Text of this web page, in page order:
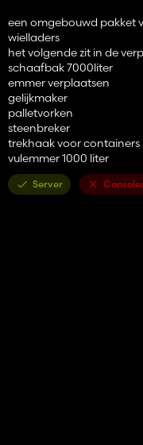
een omgebouwd pakket
wielladers
het volgende zit in de
schaafbak 7000liter
emmer verplaatsen
gelijkmaker
palletvorken
steenbreker
trekhaak voor containers
vulemmer 1000 liter
Server